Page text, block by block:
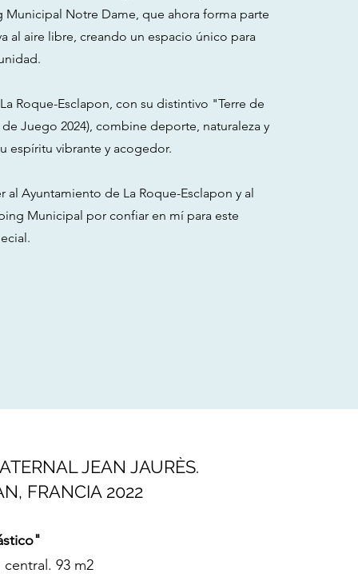
Municipal Notre Dame, que ahora forma parte
al aire libre, creando un espacio único para
Roque-Esclapon, con su distintivo "Terre de
de Juego 2024), combine deporte, naturaleza y
espíritu vibrante y acogedor.
al Ayuntamiento de La Roque-Esclapon y al
Municipal por confiar en mí para este
JEAN JAURÈS.
FRANCIA 2022
93 m2